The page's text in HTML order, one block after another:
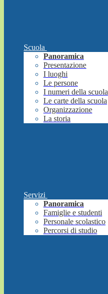
Scuola
Panoramica
Presentazione
I luoghi
Le persone
I numeri della scuola
Le carte della scuola
Organizzazione
La storia
Servizi
Panoramica
Famiglie e studenti
Personale scolastico
Percorsi di studio